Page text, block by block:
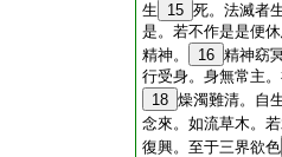
生
15 死。法滅者
是。若不作是是便
精神。
16 精神窈
行受身。身無常主
18 燥濁難清。自
念來。如流草木。
復興。至于三界欲色